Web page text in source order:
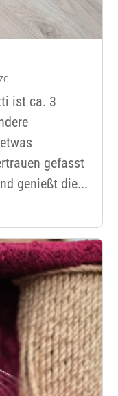
ist ca. 3
gefasst
genießt die...